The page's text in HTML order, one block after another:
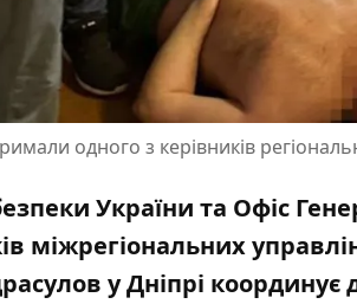
одного з керівників
України та Офіс
міжрегіональних
у Дніпрі координує